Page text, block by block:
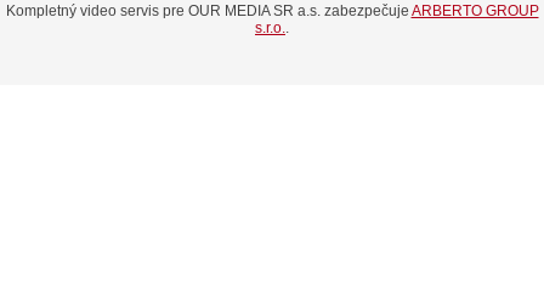
Kompletný video servis pre OUR MEDIA SR a.s. zabezpečuje ARBERTO GROUP
s.r.o.